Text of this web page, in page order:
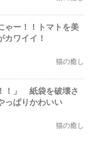
ゃー！！トマトを美
ワイイ！
猫の癒し
！」 紙袋を破壊さ
っぱりかわいい
猫の癒し